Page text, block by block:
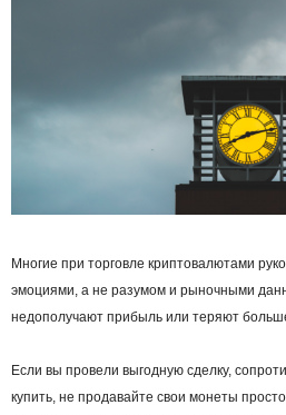
Многие при торговле криптовалютами
эмоциями, а не разумом и рыночными
недополучают прибыль или теряют
Если вы провели выгодную сделку,
купить, не продавайте свои монеты